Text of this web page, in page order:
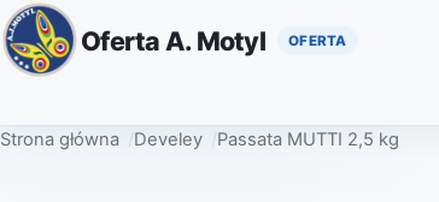
Oferta A. Motyl
Strona główna Develey Passata MUTTI 2,5 kg